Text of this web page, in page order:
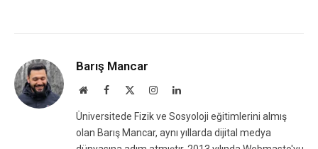
Barış Mancar
WebsiteFacebook InstagramLinkedIn
Üniversitede Fizik ve Sosyoloji eğitimlerini almış
olan Barış Mancar, aynı yıllarda dijital medya